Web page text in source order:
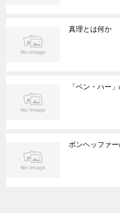
真理とは何か
「ベン・ハー
ボンヘッファ